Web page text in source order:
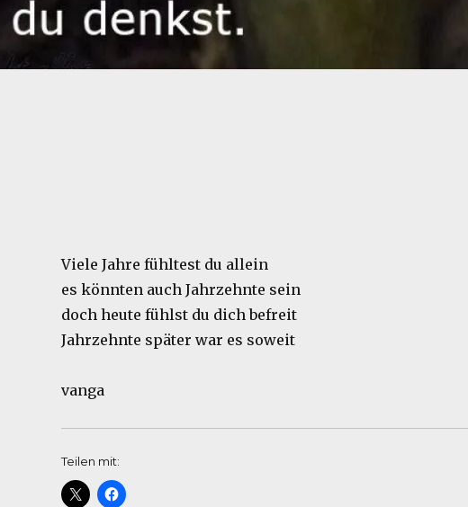
Viele Jahre fühltest du allein
es könnten auch Jahrzehnte sein
doch heute fühlst du dich befreit
Jahrzehnte später war es soweit
vanga
Teilen mit: